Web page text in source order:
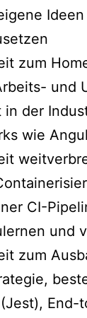
zum
und
in der
wie
CI-
und
zum
End-